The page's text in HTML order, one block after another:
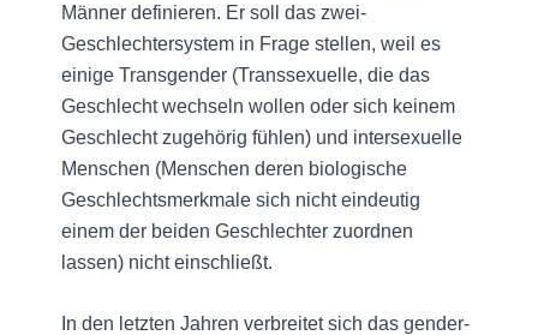
Männer definieren. Er soll das zwei-
Geschlechtersystem in Frage stellen, weil es
einige Transgender (Transsexuelle, die das
Geschlecht wechseln wollen oder sich keinem
Geschlecht zugehörig fühlen) und intersexuelle
Menschen (Menschen deren biologische
Geschlechtsmerkmale sich nicht eindeutig
einem der beiden Geschlechter zuordnen
lassen) nicht einschließt.
In den letzten Jahren verbreitet sich das gender-